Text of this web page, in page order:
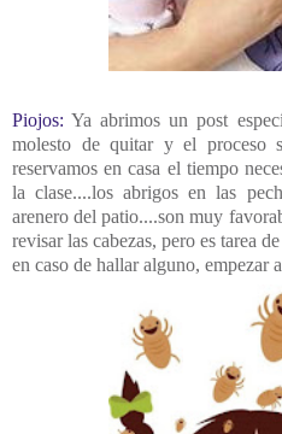
Piojos:Ya abrimos un post
molesto de quitar y el proceso
reservamos en casa el tiempo
la clase....los abrigos en las
arenero del patio....son muy
revisar las cabezas, pero es tarea
en caso de hallar alguno, empezar